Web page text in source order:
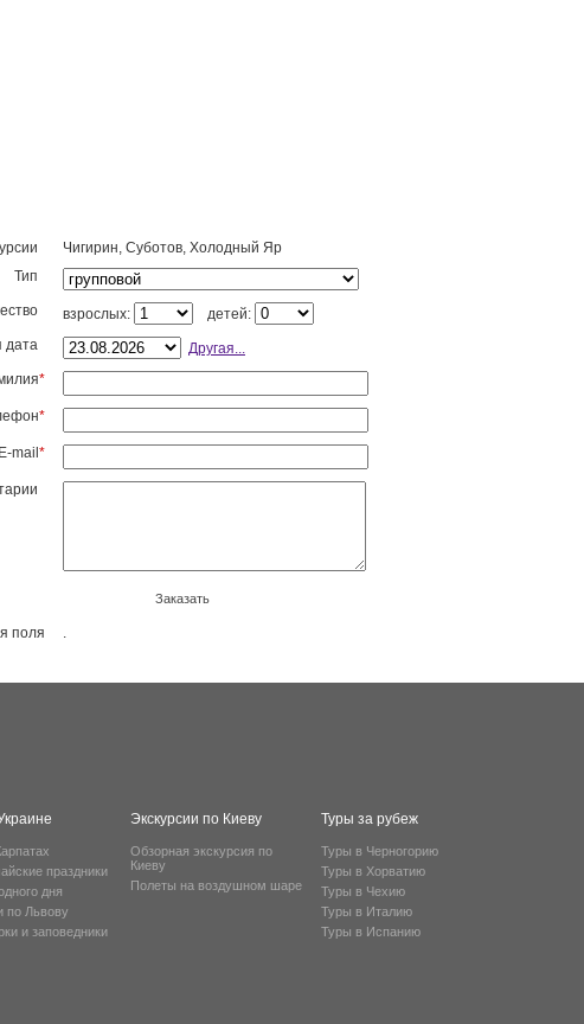
Чигирин, Суботов, Холодный Яр
Тип
взрослых:
детей:
дата
Другая...
*
*
E-mail *
Заказать
поля .
праздники
дня
по Львову
и заповедники
Экскурсии по Киеву
Обзорная экскурсия по
Киеву
Полеты на воздушном шаре
Туры за рубеж
Туры в Черногорию
Туры в Хорватию
Туры в Чехию
Туры в Италию
Туры в Испанию